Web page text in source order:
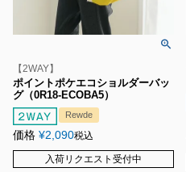
【2WAY】
ポイントポケエコショルダーバッ
グ（0R18-ECOBA5）
Rewde
価格 ¥2,090税込
入荷リクエスト受付中